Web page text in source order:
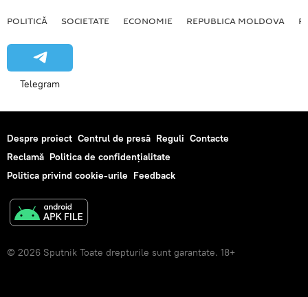
POLITICĂ SOCIETATE ECONOMIE REPUBLICA MOLDOVA
Telegram
Despre proiect Centrul de presă Reguli Contacte
Reclamă Politica de confidențialitate
Politica privind cookie-urile Feedback
© 2026 Sputnik Toate drepturile sunt garantate. 18+